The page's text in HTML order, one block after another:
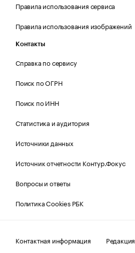
Правила использования сервиса
Правила использования изображений
Контакты
Справка по сервису
Поиск по ОГРН
Поиск по ИНН
Статистика и аудитория
Источники данных
Источник отчетности Контур.Фокус
Вопросы и ответы
Политика Cookies РБК
Контактная информация Редакция